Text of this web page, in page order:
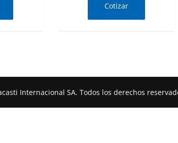
deCotizar
Internacional SA. Todos los derechos